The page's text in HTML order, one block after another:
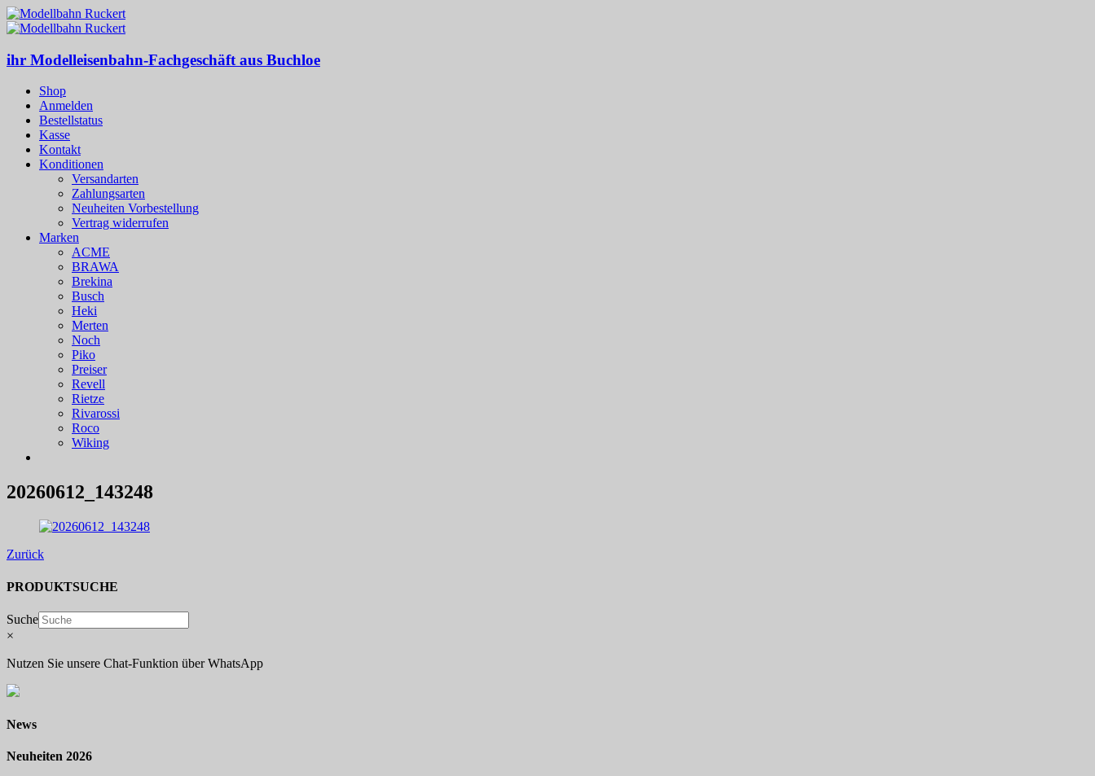
ihr Modelleisenbahn-Fachgeschäft aus Buchloe
Shop
Anmelden
Bestellstatus
Kasse
Kontakt
Konditionen
Versandarten
Zahlungsarten
Neuheiten Vorbestellung
Vertrag widerrufen
Marken
ACME
BRAWA
Brekina
Busch
Heki
Merten
Noch
Piko
Preiser
Revell
Rietze
Rivarossi
Roco
Wiking
20260612_143248
Zurück
PRODUKTSUCHE
Suche
×
Nutzen Sie unsere Chat-Funktion über WhatsApp
News
Neuheiten 2026